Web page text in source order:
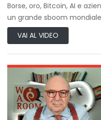
Borse, oro, Bitcoin, AI e
un grande sboom mondiale
VAI AL VIDEO